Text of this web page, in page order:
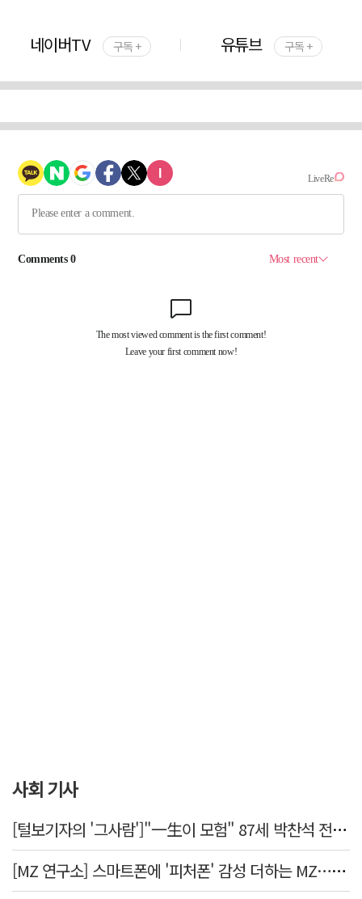
네이버TV 구독 + 유튜브 구독 +
사회 기사
[털보기자의 '그사람']"一生이 모험" 87세 박찬석 전 경북대 총장
[MZ 연구소] 스마트폰에 '피처폰' 감성 더하는 MZ… 히퍼와 줄이어폰